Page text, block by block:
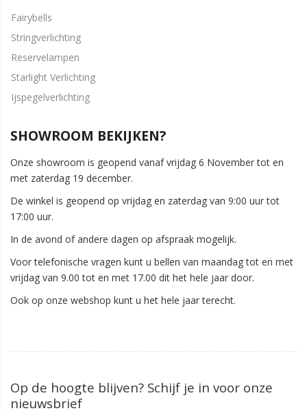
Fairybells
Stringverlichting
Reservelampen
Starlight Verlichting
Ijspegelverlichting
SHOWROOM BEKIJKEN?
Onze showroom is geopend vanaf vrijdag 6 November tot en
met zaterdag 19 december.
De winkel is geopend op vrijdag en zaterdag van 9:00 uur tot
17:00 uur.
In de avond of andere dagen op afspraak mogelijk.
Voor telefonische vragen kunt u bellen van maandag tot en met
vrijdag van 9.00 tot en met 17.00 dit het hele jaar door.
Ook op onze webshop kunt u het hele jaar terecht.
Op de hoogte blijven? Schijf je in voor onze
nieuwsbrief